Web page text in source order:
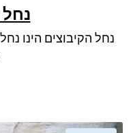
נחל
נחל הקיבוצים הינו